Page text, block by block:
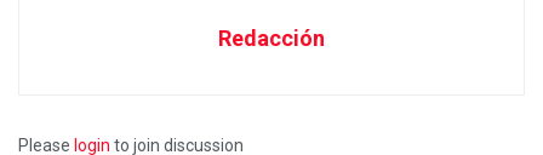
Redacción
Please login to join discussion